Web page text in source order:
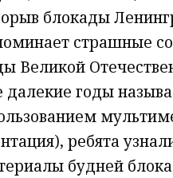
блокады
страшные
Великой
далекие годы
ребята
будней